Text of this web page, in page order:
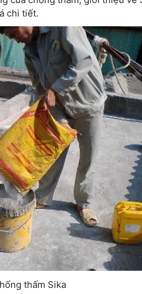
chi tiết.
thấm Sika